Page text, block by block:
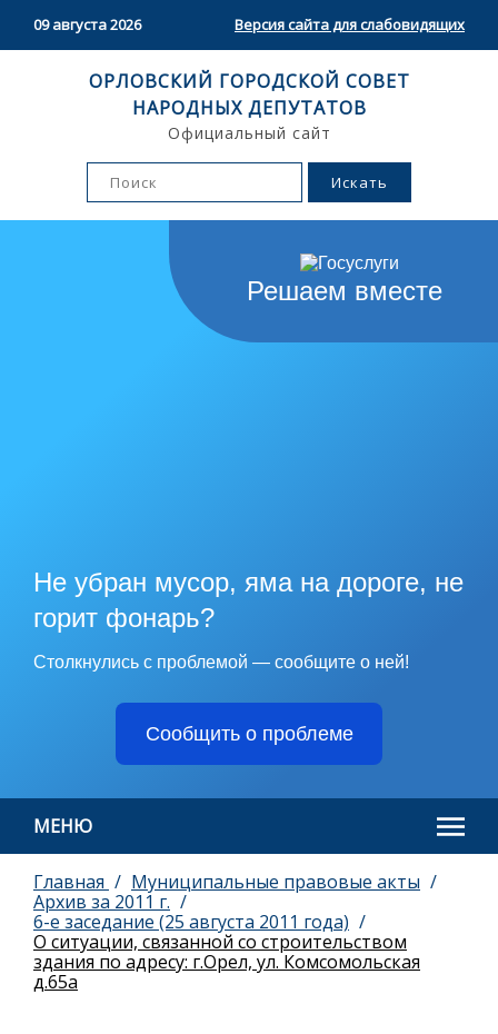
09 августа 2026 Версия сайта для слабовидящих
ОРЛОВСКИЙ ГОРОДСКОЙ СОВЕТ
НАРОДНЫХ ДЕПУТАТОВ
Официальный сайт
Решаем вместе
Не убран мусор, яма на дороге, не
горит фонарь?
Столкнулись с проблемой — сообщите о ней!
Сообщить о проблеме
МЕНЮ
Главная
Муниципальные правовые акты
Архив за 2011 г.
6-е заседание (25 августа 2011 года)
О ситуации, связанной со строительством
здания по адресу: г.Орел, ул. Комсомольская
д.65а